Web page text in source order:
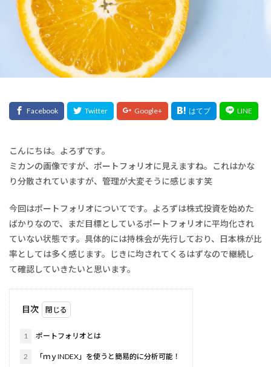
こんにちは。よろずです。
ミカンの画像ですが、ポートフォリオに見えますね。これはかな
り分散されていますが、管理が大変そうに感じます笑
今回はポートフォリオについてです。よろずは株式投資を始めた
ばかりなので、まだ目標としているポートフォリオに平均化され
ていない状態です。具体的には持株会が先行しており、日本株が比
率としては多く感じます。じきに均されてくるはずなので継続し
て確認していきたいと思います。
目次
1 ポートフォリオとは
2 「ｍｙINDEX」を使うと簡易的に分析可能！